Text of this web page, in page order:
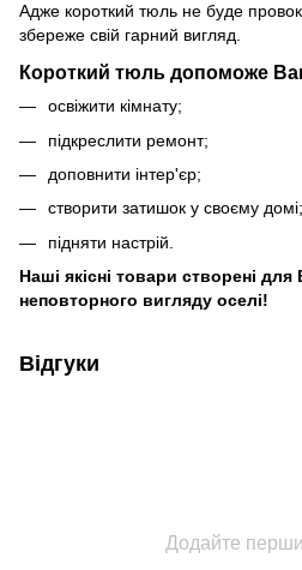
Адже короткий тюль не буде
збереже свій гарний вигляд.
Короткий тюль допоможе
освіжити кімнату;
підкреслити ремонт;
доповнити інтер'єр;
створити затишок у своєму домі;
підняти настрій.
Наші якісні товари створені
неповторного вигляду оселі!
Відгуки
Додайте